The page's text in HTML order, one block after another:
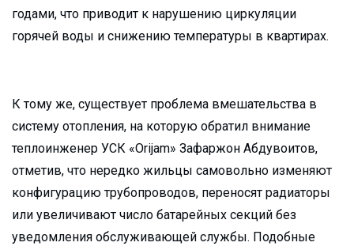
годами, что приводит к нарушению циркуляции
горячей воды и снижению температуры в квартирах.
К тому же, существует проблема вмешательства в
систему отопления, на которую обратил внимание
теплоинженер УСК «Orijam» Зафаржон Абдувоитов,
отметив, что нередко жильцы самовольно изменяют
конфигурацию трубопроводов, переносят радиаторы
или увеличивают число батарейных секций без
уведомления обслуживающей службы. Подобные